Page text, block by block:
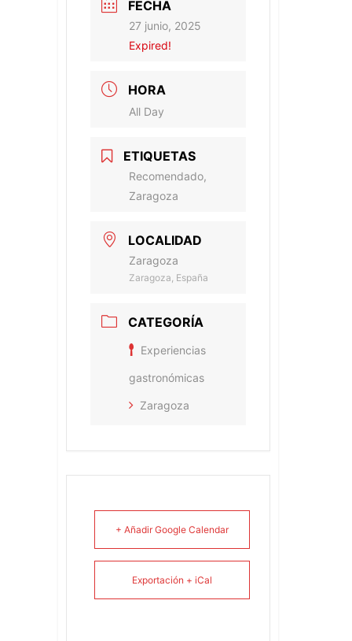
FECHA
27 junio, 2025
Expired!
HORA
All Day
ETIQUETAS
Recomendado,
Zaragoza
LOCALIDAD
Zaragoza
Zaragoza, España
CATEGORÍA
Experiencias
gastronómicas
Zaragoza
+ Añadir Google Calendar
Exportación + iCal